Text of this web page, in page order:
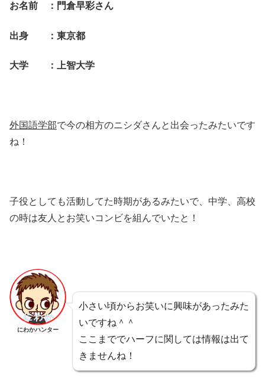
お名前 ：門倉早彩さん
出身 ：東京都
大学 ：上智大学
外国語学部で今の相方のニシダさんと出会ったみたいです
ね！
子役としても活動してた時期があるみたいで、中学、高校
の時は友人とお笑いコンビを組んでいたと！
にわかハンター
小さい頃からお笑いに興味があったみた
いですね＾＾
ここまででハーフに関しては情報は出て
きませんね！